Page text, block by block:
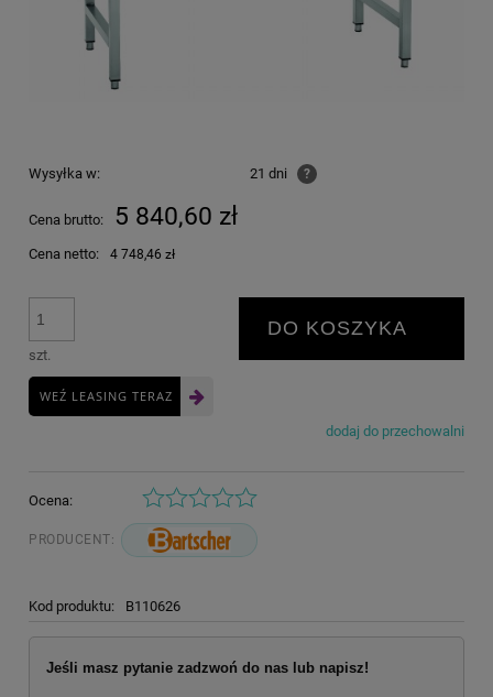
Wysyłka w: 21 dni ?
Cena brutto: 5 840,60 zł
Cena netto: 4 748,46 zł
szt.
DO KOSZYKA
WEŹ LEASING TERAZ
dodaj do przechowalni
Ocena:
PRODUCENT:
Kod produktu: B110626
Jeśli masz pytanie zadzwoń do nas lub napisz!